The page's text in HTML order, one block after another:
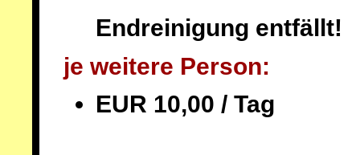
Endreinigung entfällt!
je weitere Person:
EUR 10,00 / Tag